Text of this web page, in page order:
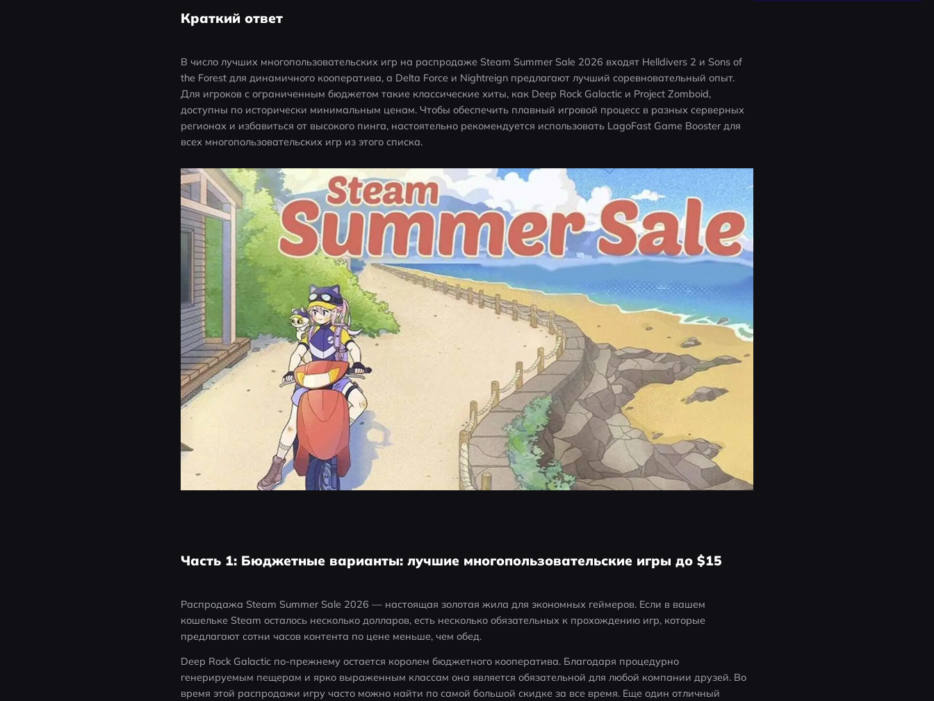
Краткий ответ
В число лучших многопользовательских игр на распродаже Steam Summer Sale 2026 входят Helldivers 2 и Sons of
the Forest для динамичного кооператива, а Delta Force и Nightreign предлагают лучший соревновательный опыт.
Для игроков с ограниченным бюджетом такие классические хиты, как Deep Rock Galactic и Project Zomboid,
доступны по исторически минимальным ценам. Чтобы обеспечить плавный игровой процесс в разных серверных
регионах и избавиться от высокого пинга, настоятельно рекомендуется использовать LagoFast Game Booster для
всех многопользовательских игр из этого списка.
Часть 1: Бюджетные варианты: лучшие многопользовательские игры до $15
Распродажа Steam Summer Sale 2026 — настоящая золотая жила для экономных геймеров. Если в вашем
кошельке Steam осталось несколько долларов, есть несколько обязательных к прохождению игр, которые
предлагают сотни часов контента по цене меньше, чем обед.
Deep Rock Galactic по-прежнему остается королем бюджетного кооператива. Благодаря процедурно
генерируемым пещерам и ярко выраженным классам она является обязательной для любой компании друзей. Во
время этой распродажи игру часто можно найти по самой большой скидке за все время. Еще один отличный